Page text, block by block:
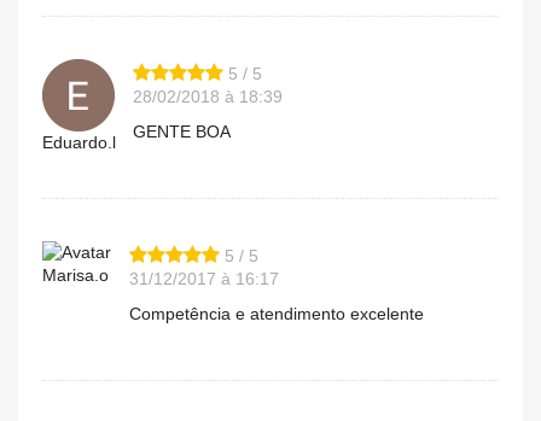
Eduardo.l
5 / 5
28/02/2018 à 18:39
GENTE BOA
Marisa.o
5 / 5
31/12/2017 à 16:17
Competência e atendimento excelente